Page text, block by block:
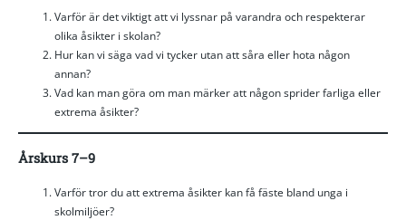
Varför är det viktigt att vi lyssnar på varandra och respekterar
olika åsikter i skolan?
Hur kan vi säga vad vi tycker utan att såra eller hota någon
annan?
Vad kan man göra om man märker att någon sprider farliga eller
extrema åsikter?
Årskurs 7–9
Varför tror du att extrema åsikter kan få fäste bland unga i
skolmiljöer?